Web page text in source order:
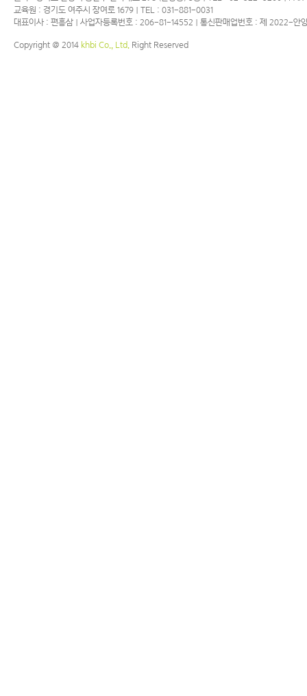
교육원 : 경기도 여주시 장여로 1679 | TEL : 031-881-0031
대표이사 : 편흥삼 | 사업자등록번호 : 206-81-14552 | 통신판매업번호 : 제 2022-안
Copyright @ 2014 khbi Co., Ltd. Right Reserved